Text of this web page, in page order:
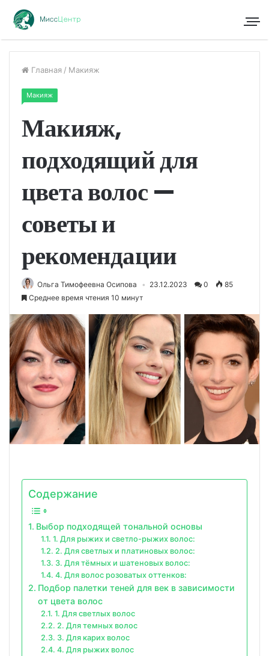
Главная / Макияж
Макияж
Макияж,
подходящий для
цвета волос —
советы и
рекомендации
Ольга Тимофеевна Осипова 23.12.2023 0
85
Среднее время чтения 10 минут
Содержание
Выбор подходящей тональной основы
1. Для рыжих и светло-рыжих волос:
2. Для светлых и платиновых волос:
3. Для тёмных и шатеновых волос:
4. Для волос розоватых оттенков:
Подбор палетки теней для век в зависимости
от цвета волос
1. Для светлых волос
2. Для темных волос
3. Для карих волос
4. Для рыжих волос